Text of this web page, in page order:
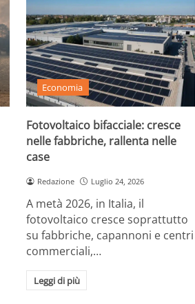
Economia
Fotovoltaico bifacciale: cresce
nelle fabbriche, rallenta nelle
case
Redazione Luglio 24, 2026
A metà 2026, in Italia, il
fotovoltaico cresce soprattutto
su fabbriche, capannoni e centri
commerciali,…
Leggi di più